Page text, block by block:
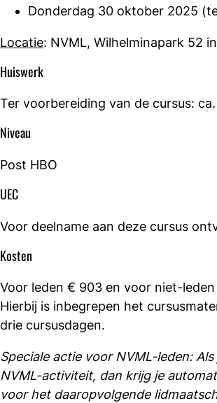
Donderdag 30 oktober 2025
Locatie: NVML, Wilhelminapark 52
Huiswerk
Ter voorbereiding van de cursus:
Niveau
Post HBO
UEC
Voor deelname aan deze cursus
Kosten
Voor leden € 903 en voor niet-leden
Hierbij is inbegrepen het
drie cursusdagen.
Speciale actie voor NVML-leden:
NVML-activiteit, dan krijg je
voor het daaropvolgende